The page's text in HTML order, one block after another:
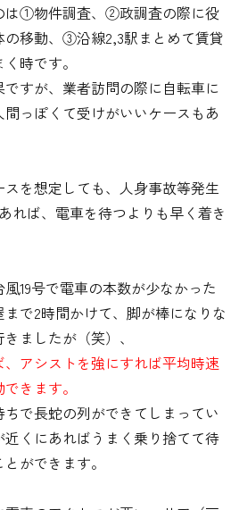
は①物件調査、②政調査の際に役
移動、③沿線2,3駅まとめて賃貸
時です。
すが、業者訪問の際に自転車に
っぽくて受けがいいケースもあ
を想定しても、人身事故等発生
れば、電車を待つよりも早く着き
19号で電車の本数が少なかった
で2時間かけて、脚が棒になりな
ましたが（笑）、
アシストを強にすれば平均時速
きます。
で長蛇の列ができてしまってい
くにあればうまく乗り捨てて待
ができます。